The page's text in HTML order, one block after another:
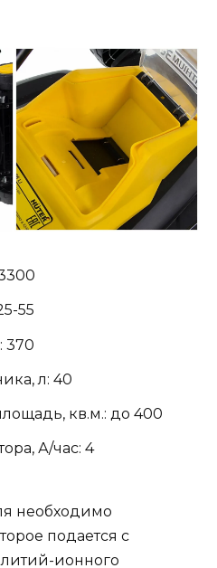
55
370
л: 40
кв.м.: до 400
А/час: 4
необходимо
подается с
ионного